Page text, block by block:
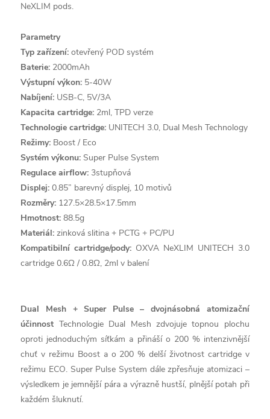
NeXLIM pods.
Parametry
Typ zařízení: otevřený POD systém
Baterie: 2000mAh
Výstupní výkon: 5-40W
Nabíjení: USB-C, 5V/3A
Kapacita cartridge: 2ml, TPD verze
Technologie cartridge: UNITECH 3.0, Dual Mesh Technology
Režimy: Boost / Eco
Systém výkonu: Super Pulse System
Regulace airflow: 3stupňová
Displej: 0.85” barevný displej, 10 motivů
Rozměry: 127.5×28.5×17.5mm
Hmotnost: 88.5g
Materiál: zinková slitina + PCTG + PC/PU
Kompatibilní cartridge/pody: OXVA NeXLIM UNITECH 3.0
cartridge 0.6Ω / 0.8Ω, 2ml v balení
Dual Mesh + Super Pulse – dvojnásobná atomizační
účinnost Technologie Dual Mesh zdvojuje topnou plochu
oproti jednoduchým síťkám a přináší o 200 % intenzivnější
chuť v režimu Boost a o 200 % delší životnost cartridge v
režimu ECO. Super Pulse System dále zpřesňuje atomizaci –
výsledkem je jemnější pára a výrazně hustší, plnější potah při
každém šluknutí.